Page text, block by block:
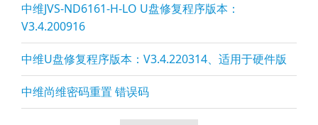
中维JVS-ND6161-H-LO U盘修复程序版本：
V3.4.200916
中维U盘修复程序版本：V3.4.220314、适用于硬件版
中维尚维密码重置 错误码